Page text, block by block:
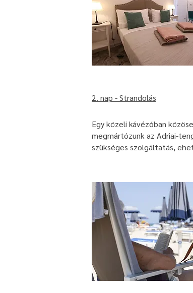
​2. nap - Strandolás
Egy közeli kávézóban
megmártózunk az Adriai-
szükséges szolgáltatás,